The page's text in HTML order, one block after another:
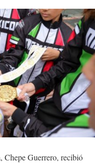
Chepe Guerrero, recibió